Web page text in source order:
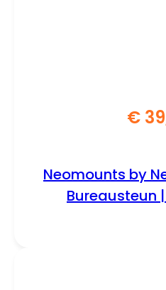
€
Neomounts by
Bureausteun